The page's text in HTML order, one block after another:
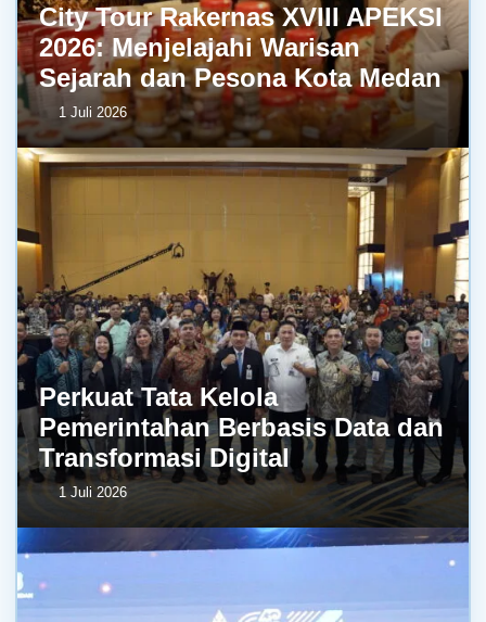
City Tour Rakernas XVIII APEKSI
2026: Menjelajahi Warisan
Sejarah dan Pesona Kota Medan
1 Juli 2026
Perkuat Tata Kelola
Pemerintahan Berbasis Data dan
Transformasi Digital
1 Juli 2026